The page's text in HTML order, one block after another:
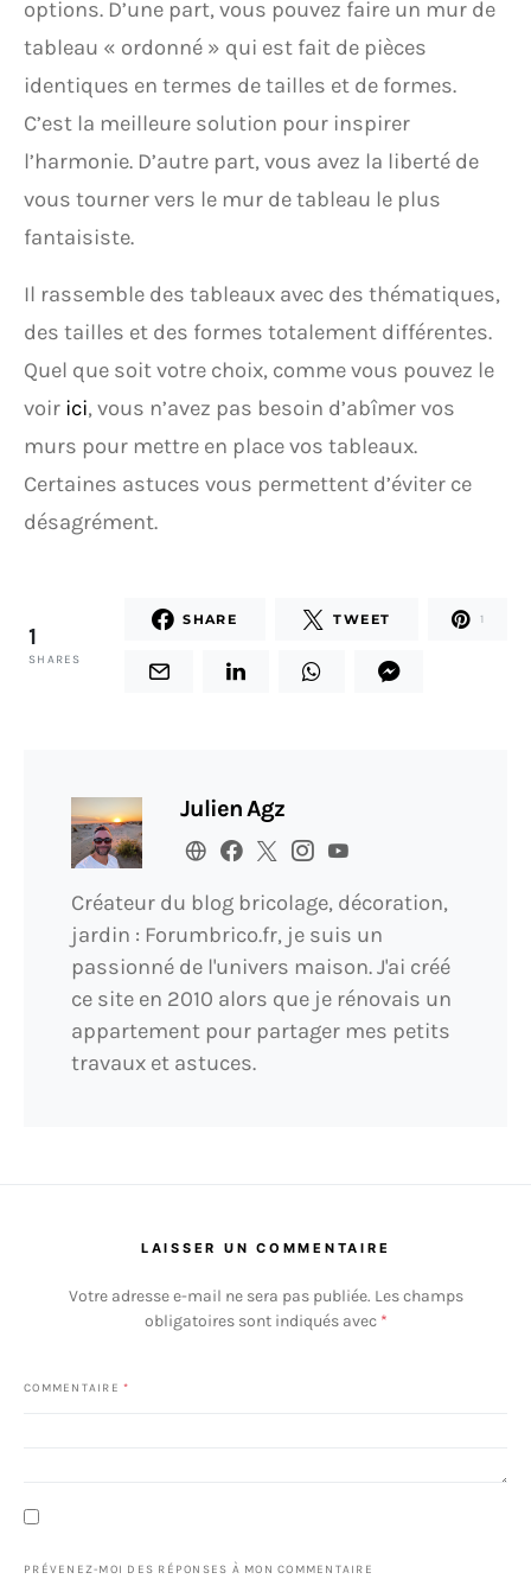
options. D’une part, vous pouvez faire un mur de
tableau « ordonné » qui est fait de pièces
identiques en termes de tailles et de formes.
C’est la meilleure solution pour inspirer
l’harmonie. D’autre part, vous avez la liberté de
vous tourner vers le mur de tableau le plus
fantaisiste.
Il rassemble des tableaux avec des thématiques,
des tailles et des formes totalement différentes.
Quel que soit votre choix, comme vous pouvez le
voir ici, vous n’avez pas besoin d’abîmer vos
murs pour mettre en place vos tableaux.
Certaines astuces vous permettent d’éviter ce
désagrément.
1
SHARES
SHARE TWEET 1
Julien Agz
Créateur du blog bricolage, décoration,
jardin : Forumbrico.fr, je suis un
passionné de l'univers maison. J'ai créé
ce site en 2010 alors que je rénovais un
appartement pour partager mes petits
travaux et astuces.
LAISSER UN COMMENTAIRE
Votre adresse e-mail ne sera pas publiée. Les champs
obligatoires sont indiqués avec *
COMMENTAIRE *
PRÉVENEZ-MOI DES RÉPONSES À MON COMMENTAIRE